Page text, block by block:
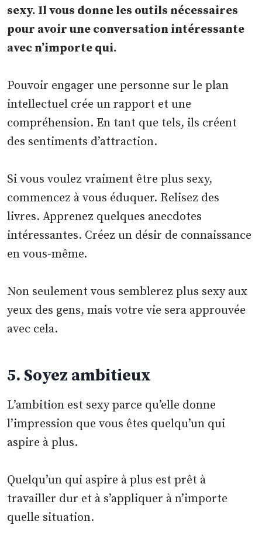
sexy. Il vous donne les outils nécessaires
pour avoir une conversation intéressante
avec n’importe qui.
Pouvoir engager une personne sur le plan
intellectuel crée un rapport et une
compréhension. En tant que tels, ils créent
des sentiments d’attraction.
Si vous voulez vraiment être plus sexy,
commencez à vous éduquer. Relisez des
livres. Apprenez quelques anecdotes
intéressantes. Créez un désir de connaissance
en vous-même.
Non seulement vous semblerez plus sexy aux
yeux des gens, mais votre vie sera approuvée
avec cela.
5. Soyez ambitieux
L’ambition est sexy parce qu’elle donne
l’impression que vous êtes quelqu’un qui
aspire à plus.
Quelqu’un qui aspire à plus est prêt à
travailler dur et à s’appliquer à n’importe
quelle situation.